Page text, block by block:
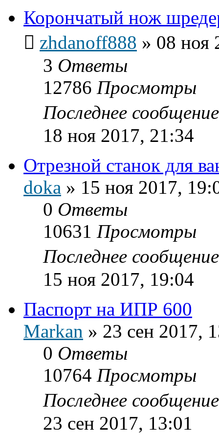
Корончатый нож
zhdanoff888 » 08 ноя
3 Ответы
12786 Просмотры
Последнее
18 ноя 2017, 21:34
Отрезной станок для
doka » 15 ноя 2017,
0 Ответы
10631 Просмотры
Последнее
15 ноя 2017, 19:04
Паспорт на ИПР 600
Markan » 23 сен 2017,
0 Ответы
10764 Просмотры
Последнее
23 сен 2017, 13:01